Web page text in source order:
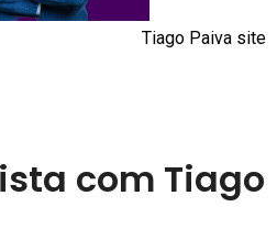
Tiago Paiva site
com Tiago